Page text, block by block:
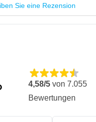
Abwischen von
Verunreinigungen
und hochwertiger
Sie eine Rezension
4,58/5 von 7.055
Bewertungen